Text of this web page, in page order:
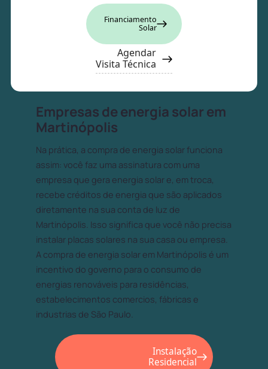
Financiamento
Solar
Agendar
Visita Técnica
Empresas de energia solar em
Martinópolis
Na prática, a compra de energia solar funciona
assim: você faz uma assinatura com uma
empresa que gera energia solar e, em troca,
recebe créditos de energia que são aplicados
diretamente na sua conta de luz de
Martinópolis. Isso significa que você não precisa
instalar placas solares na sua casa ou empresa.
A compra de energia solar em Martinópolis é um
incentivo do governo para o consumo de
energias renováveis para residências,
estabelecimentos comercios, fábricas e
industrias de São Paulo.
Instalação
Residencial